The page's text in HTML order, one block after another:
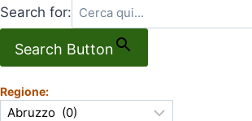
Search for:
Search Button
Regione: